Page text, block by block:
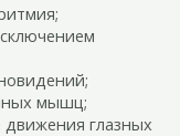
мышц;
глазных